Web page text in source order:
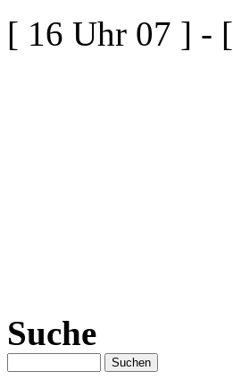
[ 16 Uhr 07 ] - [
Suche